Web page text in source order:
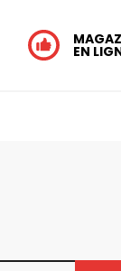
EN